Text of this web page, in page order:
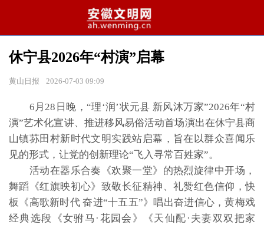
休宁县2026年“村演”启幕
黄山日报 2026-07-03 09:09
6月28日晚，“理‘润’状元县 新风沐万家”2026年“村
演”艺术化宣讲、推进移风易俗活动首场演出在休宁县商
山镇荪田村新时代文明实践站启幕，旨在以群众喜闻乐
见的形式，让党的创新理论“飞入寻常百姓家”。
活动在器乐合奏《欢聚一堂》的热烈旋律中开场，
舞蹈《红旗映初心》致敬长征精神、礼赞红色信仰，快
板《高歌新时代 奋进“十五五”》唱出奋进信心，黄梅戏
经典选段《女驸马·花园会》《天仙配·夫妻双双把家